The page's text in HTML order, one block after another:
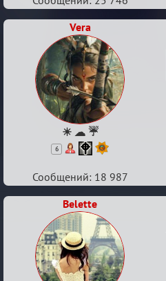
Vera
☀ ☁ ☔
6
Сообщений: 18 987
Belette